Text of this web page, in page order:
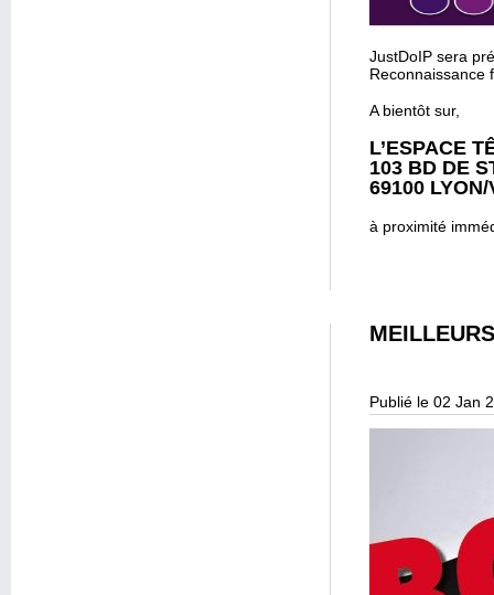
JustDoIP sera
Reconnaissance
A bientôt sur,
L’ESPACE
103 BD DE
69100
à proximité
Publié le 02 Jan